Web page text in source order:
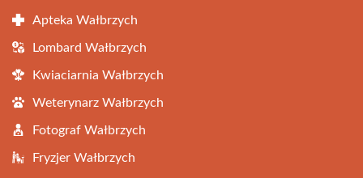
Apteka Wałbrzych
Lombard Wałbrzych
Kwiaciarnia Wałbrzych
Weterynarz Wałbrzych
Fotograf Wałbrzych
Fryzjer Wałbrzych